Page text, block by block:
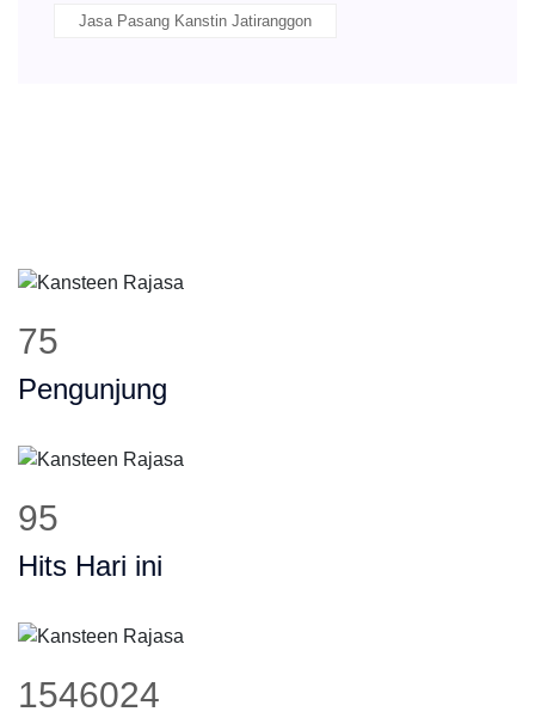
Jasa Pasang Kanstin Jatiranggon
93
Pengunjung
120
Hits Hari ini
1944242